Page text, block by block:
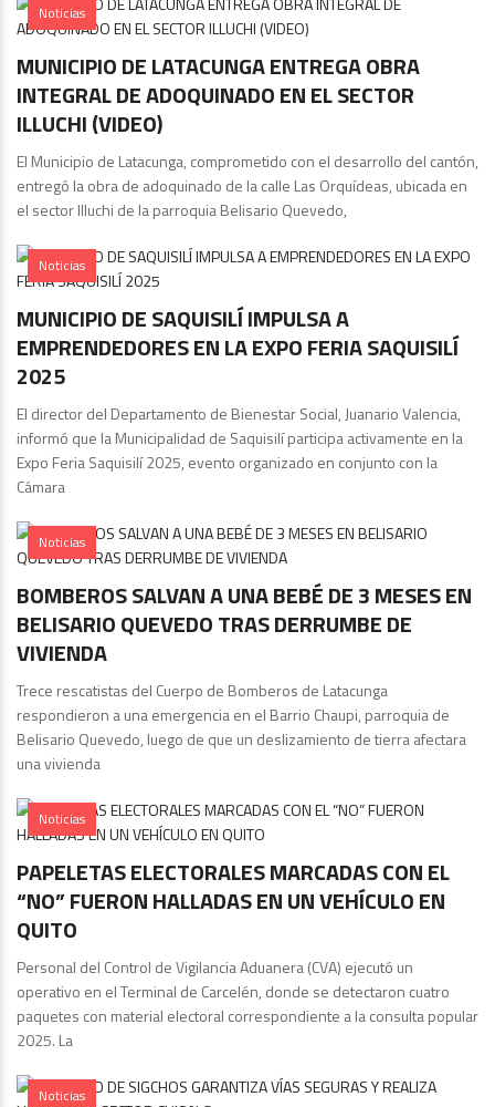
Noticias
MUNICIPIO DE LATACUNGA ENTREGA OBRA
INTEGRAL DE ADOQUINADO EN EL SECTOR
ILLUCHI (VIDEO)
El Municipio de Latacunga, comprometido con el desarrollo del cantón,
entregó la obra de adoquinado de la calle Las Orquídeas, ubicada en
el sector Illuchi de la parroquia Belisario Quevedo,
Noticias
MUNICIPIO DE SAQUISILÍ IMPULSA A
EMPRENDEDORES EN LA EXPO FERIA SAQUISILÍ
2025
El director del Departamento de Bienestar Social, Juanario Valencia,
informó que la Municipalidad de Saquisilí participa activamente en la
Expo Feria Saquisilí 2025, evento organizado en conjunto con la
Cámara
Noticias
BOMBEROS SALVAN A UNA BEBÉ DE 3 MESES EN
BELISARIO QUEVEDO TRAS DERRUMBE DE
VIVIENDA
Trece rescatistas del Cuerpo de Bomberos de Latacunga
respondieron a una emergencia en el Barrio Chaupi, parroquia de
Belisario Quevedo, luego de que un deslizamiento de tierra afectara
una vivienda
Noticias
PAPELETAS ELECTORALES MARCADAS CON EL
“NO” FUERON HALLADAS EN UN VEHÍCULO EN
QUITO
Personal del Control de Vigilancia Aduanera (CVA) ejecutó un
operativo en el Terminal de Carcelén, donde se detectaron cuatro
paquetes con material electoral correspondiente a la consulta popular
2025. La
Noticias